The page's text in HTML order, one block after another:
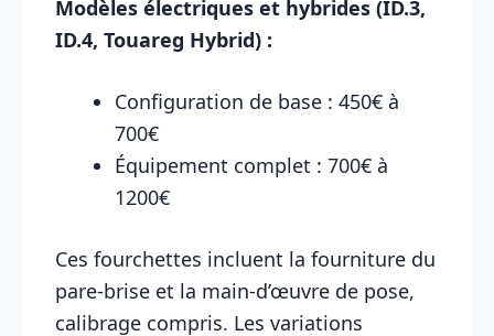
Modèles électriques et hybrides (ID.3,
ID.4, Touareg Hybrid) :
Configuration de base : 450€ à
700€
Équipement complet : 700€ à
1200€
Ces fourchettes incluent la fourniture du
pare-brise et la main-d’œuvre de pose,
calibrage compris. Les variations